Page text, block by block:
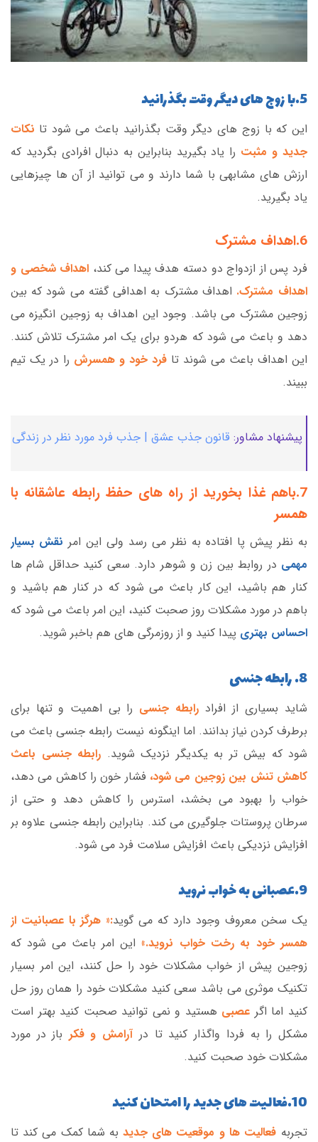
5.با زوج های دیگر وقت بگذرانید
این که با زوج های دیگر وقت بگذرانید باعث می شود تا نکات
جدید و مثبت را یاد بگیرید بنابراین به دنبال افرادی بگردید که
ارزش های مشابهی با شما دارند و می توانید از آن ها چیزهایی
یاد بگیرید.
6.اهداف مشترک
فرد پس از ازدواج دو دسته هدف پیدا می کند، اهداف شخصی و
اهداف مشترک. اهداف مشترک به اهدافی گفته می شود که بین
زوجین مشترک می باشد. وجود این اهداف به زوجین انگیزه می
دهد و باعث می شود که هردو برای یک امر مشترک تلاش کنند.
این اهداف باعث می شوند تا فرد خود و همسرش را در یک تیم
ببیند.
پیشنهاد مشاور: قانون جذب عشق | جذب فرد مورد نظر در زندگی
7.باهم غذا بخورید از راه های حفظ رابطه عاشقانه با
همسر
به نظر پیش پا افتاده به نظر می رسد ولی این امر نقش بسیار
مهمی در روابط بین زن و شوهر دارد. سعی کنید حداقل شام ها
کنار هم باشید، این کار باعث می شود که در کنار هم باشید و
باهم در مورد مشکلات روز صحبت کنید، این امر باعث می شود که
احساس بهتری پیدا کنید و از روزمرگی های هم باخبر شوید.
8. رابطه جنسی
شاید بسیاری از افراد رابطه جنسی را بی اهمیت و تنها برای
برطرف کردن نیاز بدانند. اما اینگونه نیست رابطه جنسی باعث می
شود که بیش تر به یکدیگر نزدیک شوید. رابطه جنسی باعث
کاهش تنش بین زوجین می شود، فشار خون را کاهش می دهد،
خواب را بهبود می بخشد، استرس را کاهش دهد و حتی از
سرطان پروستات جلوگیری می کند. بنابراین رابطه جنسی علاوه بر
افزایش نزدیکی باعث افزایش سلامت فرد می شود.
9.عصبانی به خواب نروید
یک سخن معروف وجود دارد که می گوید:« هرگز با عصبانیت از
همسر خود به رخت خواب نروید.» این امر باعث می شود که
زوجین پیش از خواب مشکلات خود را حل کنند، این امر بسیار
تکنیک موثری می باشد سعی کنید مشکلات خود را همان روز حل
کنید اما اگر عصبی هستید و نمی توانید صحبت کنید بهتر است
مشکل را به فردا واگذار کنید تا درآرامش و فکر باز در مورد
مشکلات خود صحبت کنید.
10.فعالیت های جدید را امتحان کنید
تجربه فعالیت ها و موقعیت های جدید به شما کمک می کند تا